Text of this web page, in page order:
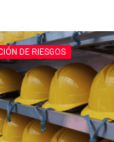
DE RIESGOS